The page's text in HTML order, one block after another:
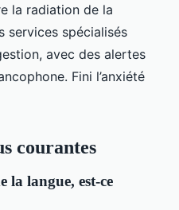
la radiation de la
services spécialisés
avec des alertes
Fini l’anxiété
courantes
la langue, est-ce